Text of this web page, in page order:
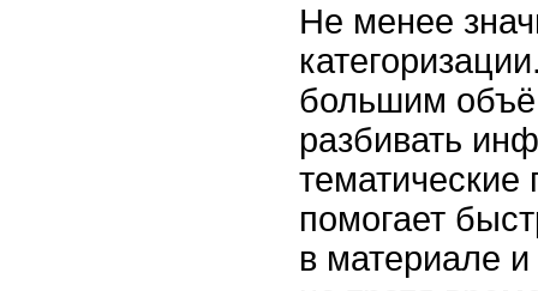
Не менее
большим
разбивать
тематические
помогает
в материале